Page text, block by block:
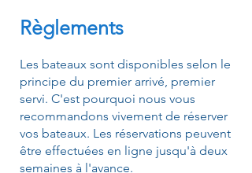
Règlements
Les bateaux sont disponibles selon le
principe du premier arrivé, premier
servi. C'est pourquoi nous vous
recommandons vivement de réserver
vos bateaux. Les réservations peuvent
être effectuées en ligne jusqu'à deux
semaines à l'avance.